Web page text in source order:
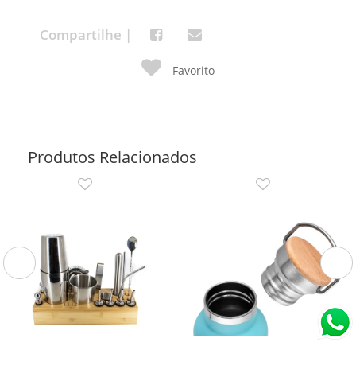
Compartilhe |
Favorito
Produtos Relacionados